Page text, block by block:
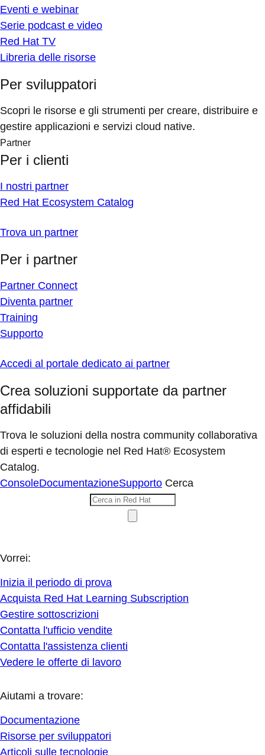
Eventi e webinar
Serie podcast e video
Red Hat TV
Libreria delle risorse
Per sviluppatori
Scopri le risorse e gli strumenti per creare, distribuire e
gestire applicazioni e servizi cloud native.
Partner
Per i clienti
I nostri partner
Red Hat Ecosystem Catalog
Trova un partner
Per i partner
Partner Connect
Diventa partner
Training
Supporto
Accedi al portale dedicato ai partner
Crea soluzioni supportate da partner
affidabili
Trova le soluzioni della nostra community collaborativa
di esperti e tecnologie nel Red Hat® Ecosystem
Catalog.
ConsoleDocumentazioneSupporto Cerca
Vorrei:
Inizia il periodo di prova
Acquista Red Hat Learning Subscription
Gestire sottoscrizioni
Contatta l'ufficio vendite
Contatta l'assistenza clienti
Vedere le offerte di lavoro
Aiutami a trovare:
Documentazione
Risorse per sviluppatori
Articoli sulle tecnologie